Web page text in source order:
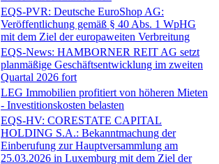
EQS-PVR: Deutsche EuroShop AG:
Veröffentlichung gemäß § 40 Abs. 1 WpHG
mit dem Ziel der europaweiten Verbreitung
EQS-News: HAMBORNER REIT AG setzt
planmäßige Geschäftsentwicklung im zweiten
Quartal 2026 fort
LEG Immobilien profitiert von höheren Mieten
- Investitionskosten belasten
EQS-HV: CORESTATE CAPITAL
HOLDING S.A.: Bekanntmachung der
Einberufung zur Hauptversammlung am
25.03.2026 in Luxemburg mit dem Ziel der